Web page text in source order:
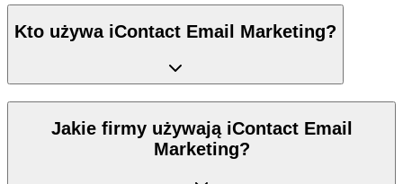
Kto używa iContact Email Marketing?
Jakie firmy używają iContact Email
Marketing?